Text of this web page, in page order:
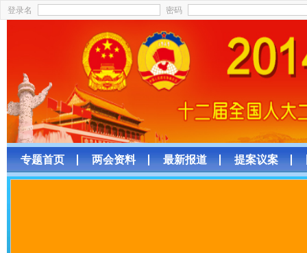
登录名 密码
专题首页 两会资料 最新报道 提案议案